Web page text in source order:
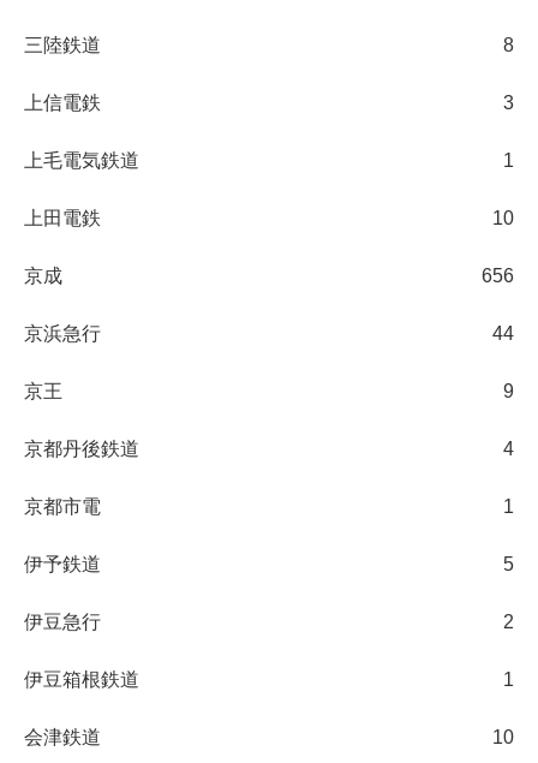
三陸鉄道 8
上信電鉄 3
上毛電気鉄道 1
上田電鉄 10
京成 656
京浜急行 44
京王 9
京都丹後鉄道 4
京都市電 1
伊予鉄道 5
伊豆急行 2
伊豆箱根鉄道 1
会津鉄道 10